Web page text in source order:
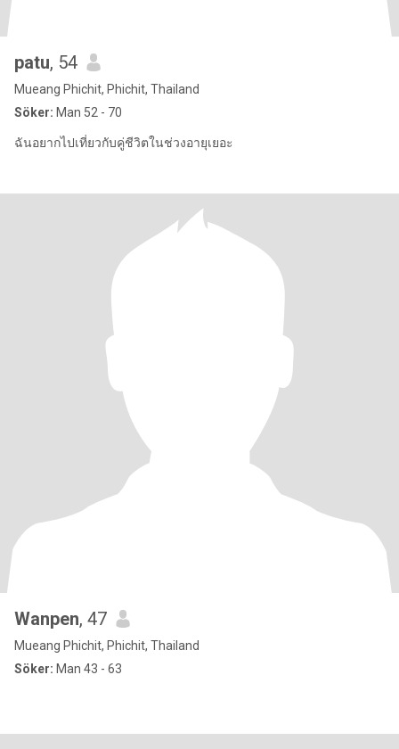
patu, 54
Mueang Phichit, Phichit, Thailand
Söker: Man 52 - 70
ฉันอยากไปเที่ยวกับคู่ชีวิตในช่วงอายุเยอะ
Wanpen, 47
Mueang Phichit, Phichit, Thailand
Söker: Man 43 - 63